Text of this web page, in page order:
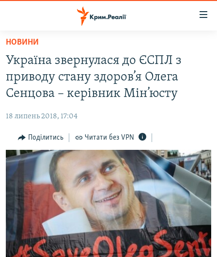
Перейти
основного
матеріалу
Перейти
до
основної
Перейти
до
пошуку
ВОДА.КРИМ
ВІДЕО ТА ФОТО
БЛОГИ
ПОГЛЯД
ІНТЕРВ'Ю
ВСЕ ЗА ДЕНЬ
СПЕЦПРОЕКТИ
ДЕПОРТАЦІЯ
ВІДЕОУРОКИ «ELIFBE»
СВІДЧЕННЯ ОКУПАЦІЇ
ЯК ОБІЙТИ БЛОКУВАННЯ
Русский
Qırımtatar
НОВИНИ
Україна звернулася до ЄСПЛ з
приводу стану здоров’я Олега
Сенцова – керівник Мін’юсту
18 липень 2018, 17:04
Поділитись Читати без VPN